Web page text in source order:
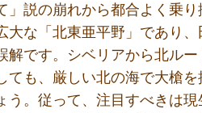
説の崩れから都合よく乗り
大な「北東亜平野」であり
解です。シベリアから北ル
ても、厳しい北の海で大槍
う。従って、注目すべきは